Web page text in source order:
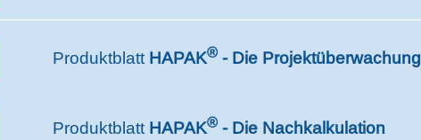
ProduktblattHAPAK®- Die Projektüberwachung
ProduktblattHAPAK®- Die Nachkalkulation